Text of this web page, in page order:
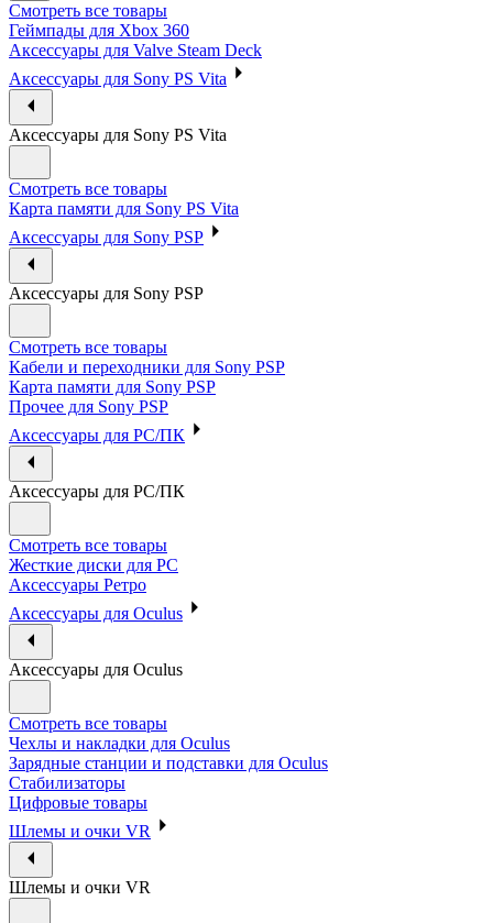
Смотреть все товары
Геймпады для Xbox 360
Аксессуары для Valve Steam Deck
Аксессуары для Sony PS Vita
Аксессуары для Sony PS Vita
Смотреть все товары
Карта памяти для Sony PS Vita
Аксессуары для Sony PSP
Аксессуары для Sony PSP
Смотреть все товары
Кабели и переходники для Sony PSP
Карта памяти для Sony PSP
Прочее для Sony PSP
Аксессуары для PC/ПК
Аксессуары для PC/ПК
Смотреть все товары
Жесткие диски для PC
Аксессуары Ретро
Аксессуары для Oculus
Аксессуары для Oculus
Смотреть все товары
Чехлы и накладки для Oculus
Зарядные станции и подставки для Oculus
Стабилизаторы
Цифровые товары
Шлемы и очки VR
Шлемы и очки VR